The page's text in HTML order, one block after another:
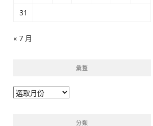
31
« 7 月
彙整
彙
分類